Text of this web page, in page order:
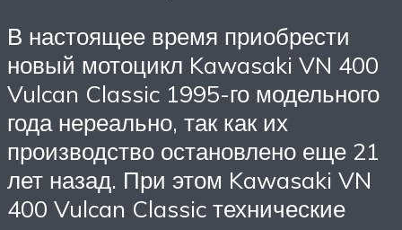
В настоящее время приобрести
новый мотоцикл Kawasaki VN 400
Vulcan Classic 1995-го модельного
года нереально, так как их
производство остановлено еще 21
лет назад. При этом Kawasaki VN
400 Vulcan Classic технические